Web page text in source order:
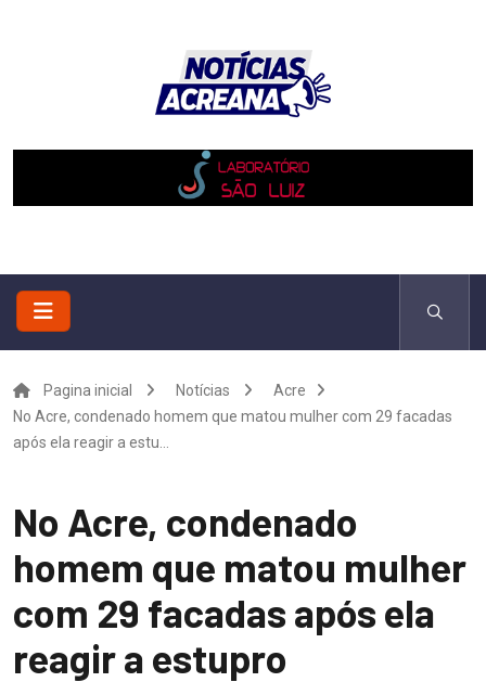
Pagina inicial Notícias
Acre
No Acre, condenado homem que matou mulher com 29 facadas
após ela reagir a estu...
No Acre, condenado
homem que matou mulher
com 29 facadas após ela
reagir a estupro